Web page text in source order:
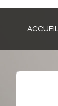
ACCUEIL